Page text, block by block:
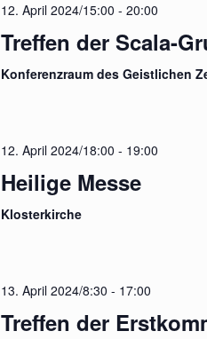
12. April 2024/15:00 -20:00
Treffen der Scala-
Konferenzraum des Geistlichen
12. April 2024/18:00 - 19:00
Heilige Messe
Klosterkirche
13. April 2024/8:30 - 17:00
Treffen der